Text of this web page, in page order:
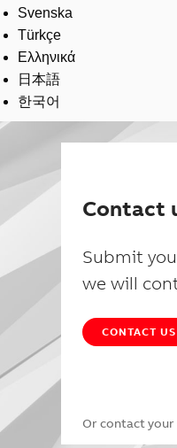
Svenska
Türkçe
Ελληνικά
日本語
한국어
Contact
Submit
we will
CONTACT US
Or contact your